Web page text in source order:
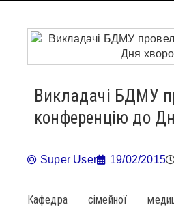
Викладачі БДМУ
конференцію до
Super User 19/02/2015
Кафедра сімейної